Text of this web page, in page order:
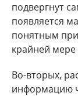
подвергнут
появляется
понятным
крайней
Во-вторых,
информацию